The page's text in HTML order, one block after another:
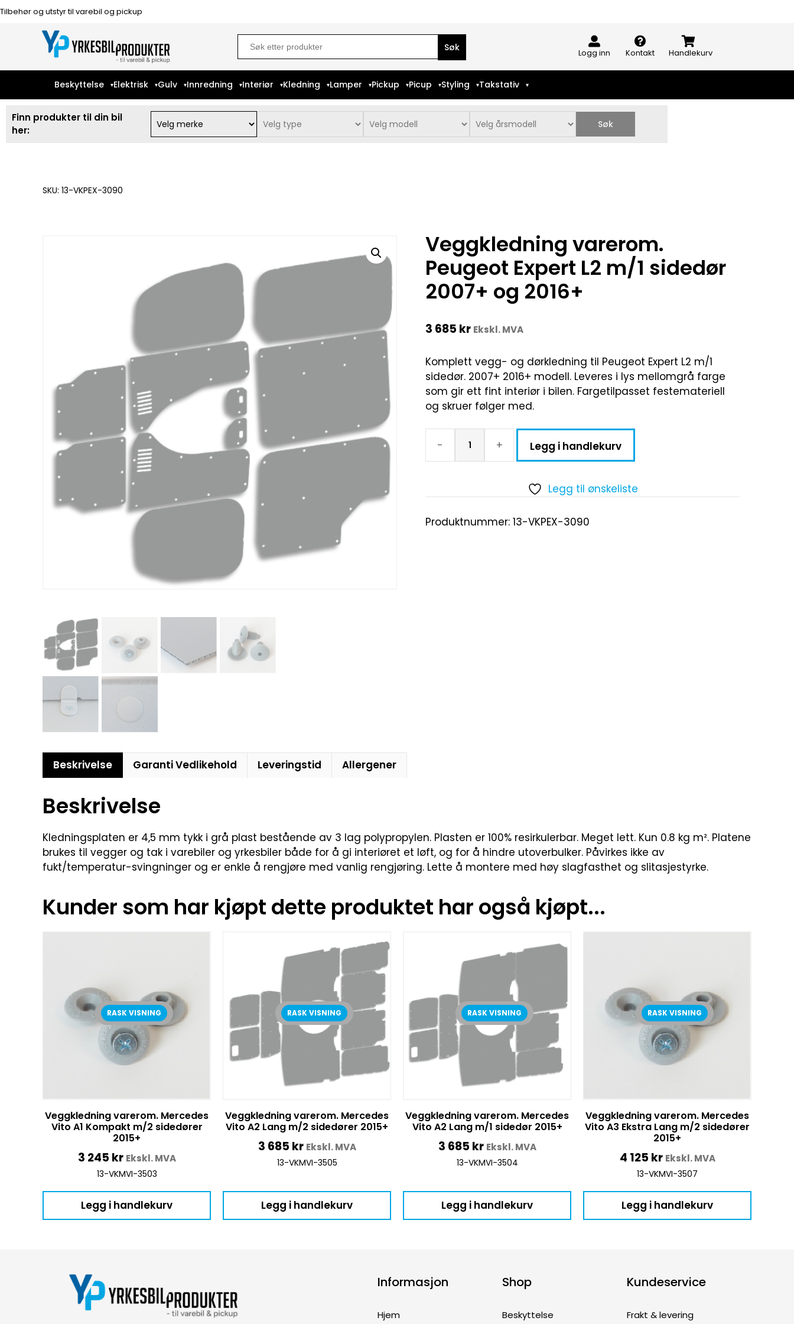
Tilbehør og utstyr til varebil og pickup
Search
for: Logg inn Kontakt Handlekurv
Beskyttelse Elektrisk Gulv Innredning Interiør Kledning Lamper Pickup Picup Styling Takstativ
Finn produkter til din bil
her:
Søk
SKU: 13-VKPEX-3090
Veggkledning varerom.
Peugeot Expert L2 m/1 sidedør
2007+ og 2016+
3 685 kr Ekskl. MVA
Komplett vegg- og dørkledning til Peugeot Expert L2 m/1
sidedør. 2007+ 2016+ modell. Leveres i lys mellomgrå farge
som gir ett fint interiør i bilen. Fargetilpasset festemateriell
og skruer følger med.
- + Legg i handlekurv
Legg til ønskeliste
Produktnummer: 13-VKPEX-3090
Beskrivelse Garanti Vedlikehold Leveringstid Allergener
Beskrivelse
Kledningsplaten er 4,5 mm tykk i grå plast bestående av 3 lag polypropylen. Plasten er 100% resirkulerbar. Meget lett. Kun 0.8 kg m². Platene
brukes til vegger og tak i varebiler og yrkesbiler både for å gi interiøret et løft, og for å hindre utoverbulker. Påvirkes ikke av
fukt/temperatur-svingninger og er enkle å rengjøre med vanlig rengjøring. Lette å montere med høy slagfasthet og slitasjestyrke.
Kunder som har kjøpt dette produktet har også kjøpt...
RASK VISNING
Veggkledning varerom. Mercedes
Vito A1 Kompakt m/2 sidedører
2015+
3 245 kr Ekskl. MVA
13-VKMVI-3503
Legg i handlekurv
RASK VISNING
Veggkledning varerom. Mercedes
Vito A2 Lang m/2 sidedører 2015+
3 685 kr Ekskl. MVA
13-VKMVI-3505
Legg i handlekurv
RASK VISNING
Veggkledning varerom. Mercedes
Vito A2 Lang m/1 sidedør 2015+
3 685 kr Ekskl. MVA
13-VKMVI-3504
Legg i handlekurv
RASK VISNING
Veggkledning varerom. Mercedes
Vito A3 Ekstra Lang m/2 sidedører
2015+
4 125 kr Ekskl. MVA
13-VKMVI-3507
Legg i handlekurv
Informasjon
Hjem
Shop
Beskyttelse
Kundeservice
Frakt & levering